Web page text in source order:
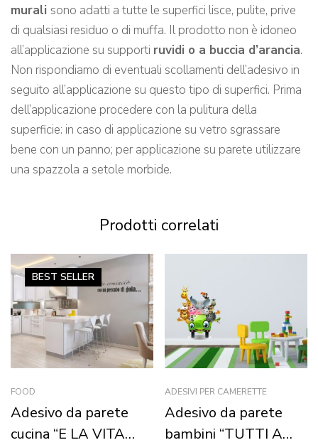
murali sono adatti a tutte le superfici lisce, pulite, prive
di qualsiasi residuo o di muffa. Il prodotto non è idoneo
all’applicazione su supporti ruvidi o a buccia d’arancia.
Non rispondiamo di eventuali scollamenti dell’adesivo in
seguito all’applicazione su questo tipo di superfici. Prima
dell’applicazione procedere con la pulitura della
superficie: in caso di applicazione su vetro sgrassare
bene con un panno; per applicazione su parete utilizzare
una spazzola a setole morbide.
Prodotti correlati
BEST SELLER
FOOD
Adesivo da parete
cucina “E LA VITA
ADESIVI PER CAMERETTE
Adesivo da parete
bambini “TUTTI A